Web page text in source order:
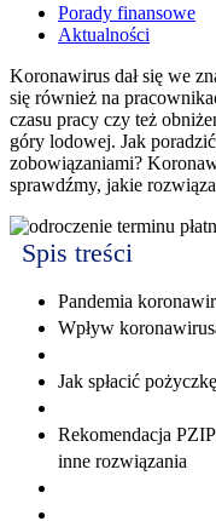
Porady finansowe
Aktualności
Koronawirus dał się we
się również na
czasu pracy czy też
góry lodowej. Jak
zobowiązaniami?
sprawdźmy, jakie
Spis treści
Pandemia
Wpływ
Jak spłacić
Rekomendacja
inne rozwiązania